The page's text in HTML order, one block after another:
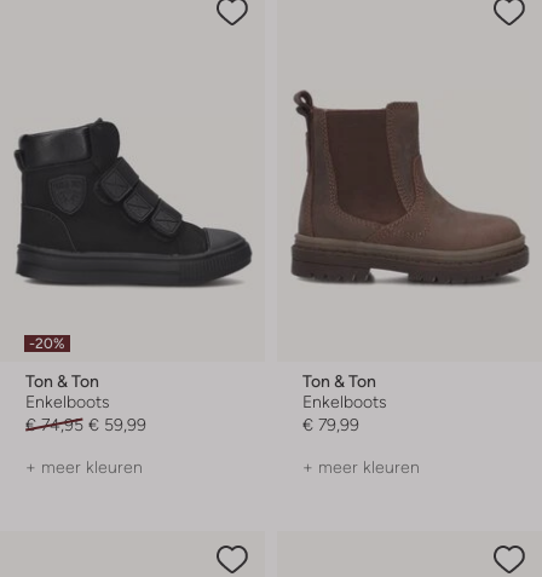
-20%
Ton & Ton
Enkelboots
€ 74,95 € 59,99
+ meer kleuren
Ton & Ton
Enkelboots
€ 79,99
+ meer kleuren